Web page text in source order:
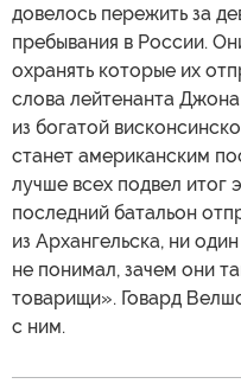
довелось пережить за
пребывания в России.
охранять которые их
слова лейтенанта
из богатой
станет американским
лучше всех подвел итог
последний батальон
из Архангельска, ни
не понимал, зачем они
товарищи». Говард
с ним.